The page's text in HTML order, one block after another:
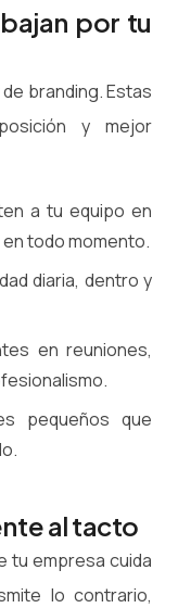
por tu
branding. Estas
y mejor
a tu equipo en
todo momento.
diaria, dentro y
en reuniones,
pequeños que
al tacto
tu empresa cuida
lo contrario,